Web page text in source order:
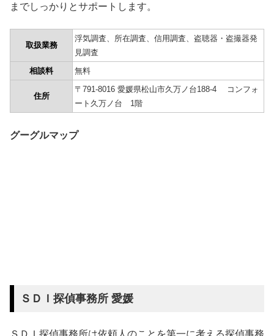
までしっかりとサポートします。
取扱業務
浮気調査、所在調査、信用調査、盗聴器・盗撮器発
見調査
相談料
無料
住所
〒791-8016 愛媛県松山市久万ノ台188-4 コンフォ
ート久万ノ台 1階
グーグルマップ
ＳＤＩ探偵事務所 愛媛